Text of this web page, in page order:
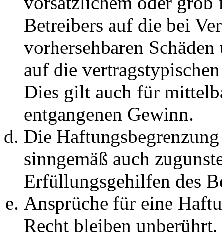
Betreibers auf die bei
vorhersehbaren
auf die
Dies gilt auch für
entgangenen Gewinn.
Die
sinngemäß auch
Erfüllungsgehilfen des
Ansprüche für eine
Recht bleiben unberührt.